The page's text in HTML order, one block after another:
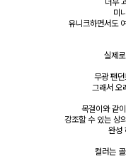
미
유니크하면서도
실제
무광 팬
그래서 오
목걸이와 같
강조할 수 있는 상
완성
컬러는